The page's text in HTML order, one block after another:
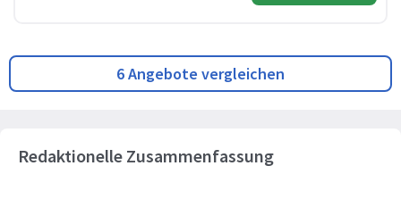
6 Angebote vergleichen
Redaktionelle Zusammenfassung